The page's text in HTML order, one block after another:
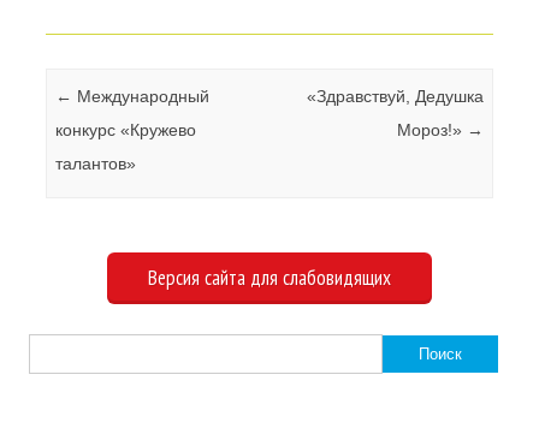
Навигация по записям
← Международный
конкурс «Кружево
талантов»
«Здравствуй, Дедушка
Мороз!» →
Версия сайта для слабовидящих